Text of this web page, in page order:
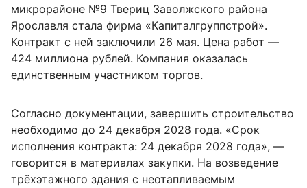
микрорайоне №9 Твериц Заволжского района
Ярославля стала фирма «Капиталгруппстрой».
Контракт с ней заключили 26 мая. Цена работ —
424 миллиона рублей. Компания оказалась
единственным участником торгов.
Согласно документации, завершить строительство
необходимо до 24 декабря 2028 года. «Срок
исполнения контракта: 24 декабря 2028 года», —
говорится в материалах закупки. На возведение
трёхэтажного здания с неотапливаемым